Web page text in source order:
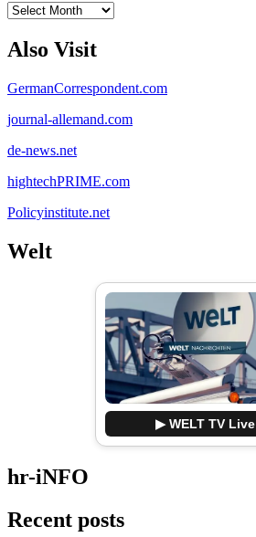
Archives
Also Visit
GermanCorrespondent.com
journal-allemand.com
de-news.net
hightechPRIME.com
Policyinstitute.net
Welt
▶ WELT TV Live
hr-iNFO
Recent posts